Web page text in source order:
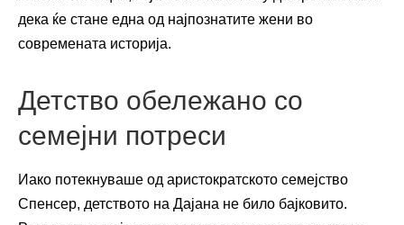
дека ќе стане една од најпознатите жени во
современата историја.
Детство обележано со
семејни потреси
Иако потекнуваше од аристократското семејство
Спенсер, детството на Дајана не било бајковито.